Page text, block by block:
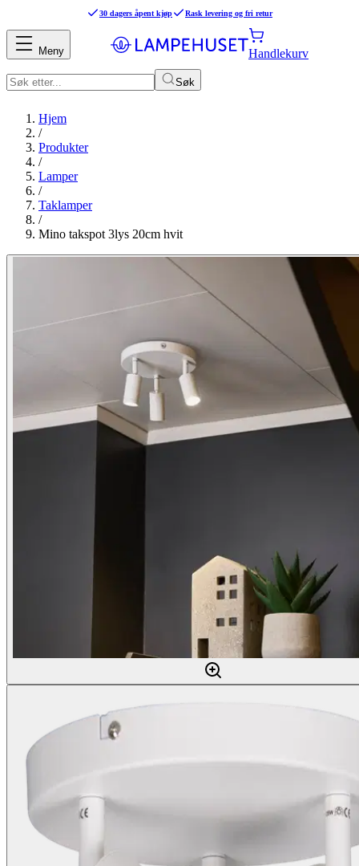
30 dagers åpent kjøp Rask levering og fri retur
Søk
Handlekurv
Meny
Hjem
/
Produkter
/
Lamper
/
Taklamper
/
Mino takspot 3lys 20cm hvit